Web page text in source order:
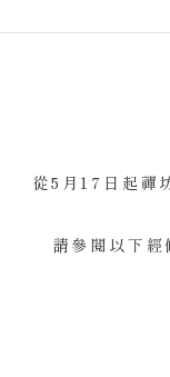
從5月17日起禪
請參閱以下經